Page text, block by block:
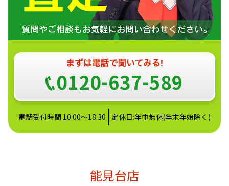
0120-637-589
電話受付時間 10:00～18:30 定休日:年中無休(年末年始除く)
能見台店